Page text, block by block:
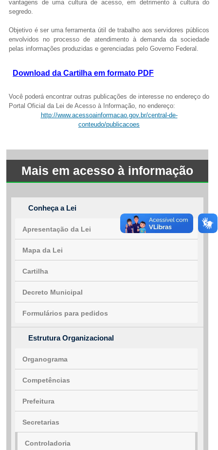
Áudios
Fale conosco
Nome*
Telefone 2
E-mail*
Cidade/Estado
Mensagem*
*Campos obrigatórios
Ao iniciar um contato, você concorda com aPolítica de
privacidade
...Ou se preferir
Ligue para nós
(77) 3691-2145
administracao@malhada.ba.gov.br
Ou seja atendido presencialmente
Segunda a sexta-feira, das 08:00 às 14:00
horas.
Praça Santa Cruz, s/n - Centro
vantagens de uma cultura de acesso, em detrimento à cultura do
segredo.
Objetivo é ser uma ferramenta útil de trabalho aos servidores públicos
envolvidos no processo de atendimento à demanda da sociedade
pelas informações produzidas e gerenciadas pelo Governo Federal.
Download da Cartilha em formato PDF
Você poderá encontrar outras publicações de interesse no endereço do
Portal Oficial da Lei de Acesso à Informação, no endereço:
http://www.acessoainformacao.gov.br/central-de-
conteudo/publicacoes
Mais em acesso à informação
Conheça a Lei
Apresentação da Lei
Mapa da Lei
Cartilha
Decreto Municipal
Formulários para pedidos
Estrutura Organizacional
Organograma
Competências
Prefeitura
Secretarias
Controladoria